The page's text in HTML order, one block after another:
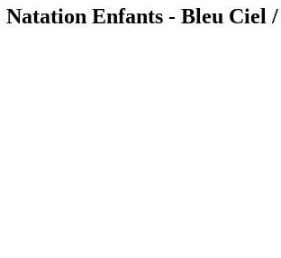
Enfants - Bleu